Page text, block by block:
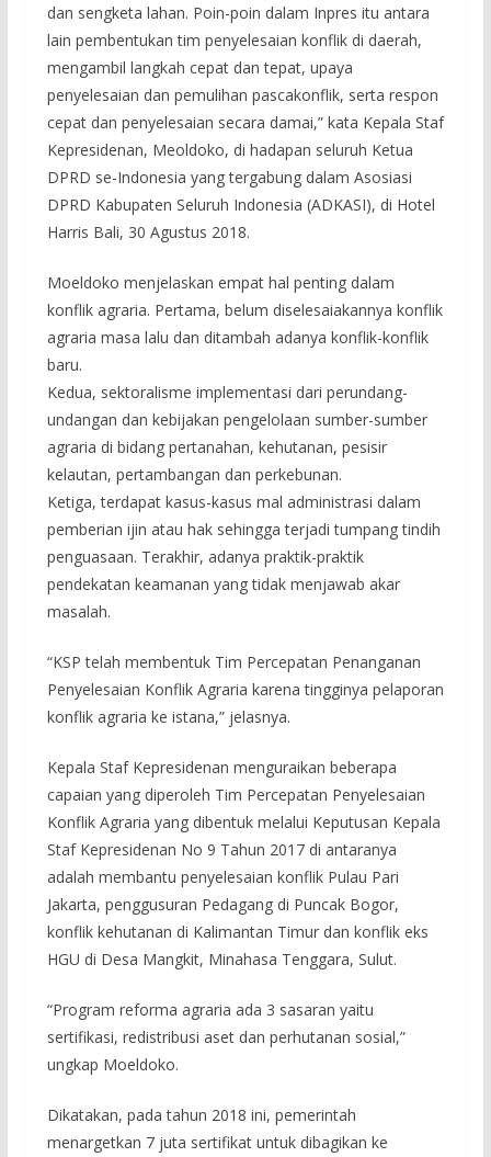
dan sengketa lahan. Poin-poin dalam Inpres itu antara
lain pembentukan tim penyelesaian konflik di daerah,
mengambil langkah cepat dan tepat, upaya
penyelesaian dan pemulihan pascakonflik, serta respon
cepat dan penyelesaian secara damai,” kata Kepala Staf
Kepresidenan, Meoldoko, di hadapan seluruh Ketua
DPRD se-Indonesia yang tergabung dalam Asosiasi
DPRD Kabupaten Seluruh Indonesia (ADKASI), di Hotel
Harris Bali, 30 Agustus 2018.
Moeldoko menjelaskan empat hal penting dalam
konflik agraria. Pertama, belum diselesaiakannya konflik
agraria masa lalu dan ditambah adanya konflik-konflik
baru.
Kedua, sektoralisme implementasi dari perundang-
undangan dan kebijakan pengelolaan sumber-sumber
agraria di bidang pertanahan, kehutanan, pesisir
kelautan, pertambangan dan perkebunan.
Ketiga, terdapat kasus-kasus mal administrasi dalam
pemberian ijin atau hak sehingga terjadi tumpang tindih
penguasaan. Terakhir, adanya praktik-praktik
pendekatan keamanan yang tidak menjawab akar
masalah.
“KSP telah membentuk Tim Percepatan Penanganan
Penyelesaian Konflik Agraria karena tingginya pelaporan
konflik agraria ke istana,” jelasnya.
Kepala Staf Kepresidenan menguraikan beberapa
capaian yang diperoleh Tim Percepatan Penyelesaian
Konflik Agraria yang dibentuk melalui Keputusan Kepala
Staf Kepresidenan No 9 Tahun 2017 di antaranya
adalah membantu penyelesaian konflik Pulau Pari
Jakarta, penggusuran Pedagang di Puncak Bogor,
konflik kehutanan di Kalimantan Timur dan konflik eks
HGU di Desa Mangkit, Minahasa Tenggara, Sulut.
“Program reforma agraria ada 3 sasaran yaitu
sertifikasi, redistribusi aset dan perhutanan sosial,”
ungkap Moeldoko.
Dikatakan, pada tahun 2018 ini, pemerintah
menargetkan 7 juta sertifikat untuk dibagikan ke